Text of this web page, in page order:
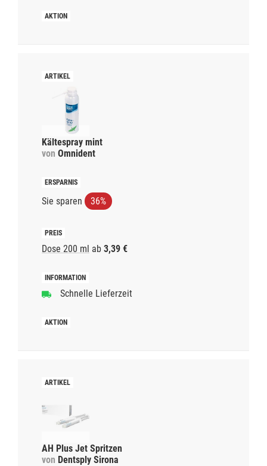
Kältespray mint
von Omnident
Sie sparen 36%
Dose 200 ml ab 3,39 €
Schnelle Lieferzeit
AH Plus Jet Spritzen
von Dentsply Sirona